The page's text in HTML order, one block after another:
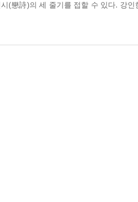
(戀詩)의 세 줄기를 접할 수 있다. 강인